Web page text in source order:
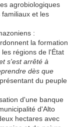
agrobiologiques
et les
:
la formation
régions de l'État
s'est arrêté à
dès que
du peuple
d'une banque
d'Alto
hectares avec